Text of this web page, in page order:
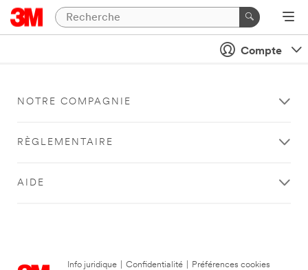
Compte
NOTRE COMPAGNIE
RÈGLEMENTAIRE
AIDE
Info juridique Confidentialité
Préférences cookies